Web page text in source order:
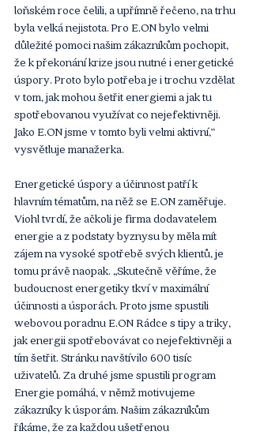
loňském roce čelili, a upřímně řečeno, na trhu
byla velká nejistota. Pro E.ON bylo velmi
důležité pomoci našim zákazníkům pochopit,
že k překonání krize jsou nutné i energetické
úspory. Proto bylo potřeba je i trochu vzdělat
v tom, jak mohou šetřit energiemi a jak tu
spotřebovanou využívat co nejefektivněji.
Jako E.ON jsme v tomto byli velmi aktivní,“
vysvětluje manažerka.
Energetické úspory a účinnost patří k
hlavním tématům, na něž se E.ON zaměřuje.
Viohl tvrdí, že ačkoli je firma dodavatelem
energie a z podstaty byznysu by měla mít
zájem na vysoké spotřebě svých klientů, je
tomu právě naopak. „Skutečně věříme, že
budoucnost energetiky tkví v maximální
účinnosti a úsporách. Proto jsme spustili
webovou poradnu E.ON Rádce s tipy a triky,
jak energii spotřebovávat co nejefektivněji a
tím šetřit. Stránku navštívilo 600 tisíc
uživatelů. Za druhé jsme spustili program
Energie pomáhá, v němž motivujeme
zákazníky k úsporám. Našim zákazníkům
říkáme, že za každou ušetřenou